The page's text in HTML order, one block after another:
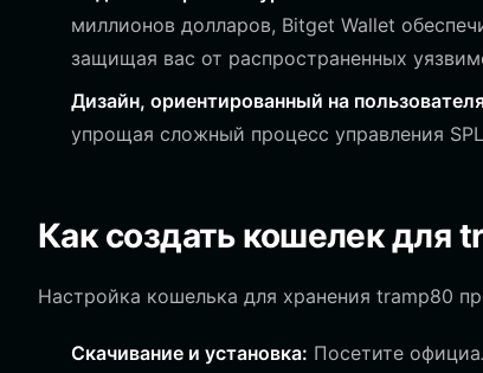
миллионов долларов, Bitget Wallet
защищая вас от распространенных
Дизайн, ориентированный на
упрощая сложный процесс управления
Как создать кошелек для
Настройка кошелька для хранения tramp80
Скачивание и установка: Посетите